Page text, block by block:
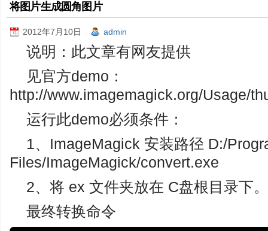
将图片生成圆角图片
2012年7月10日 admin
说明：此文章有网友提供
见官方demo：
http://www.imagemagick.org/Usage/
运行此demo必须条件：
1、ImageMagick 安装路径 D:/
Files/ImageMagick/convert.exe
2、将 ex 文件夹放在 C盘根目录下。
最终转换命令